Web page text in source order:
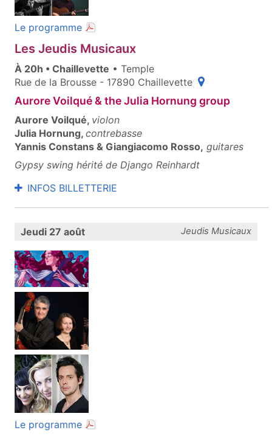
Le programme(document PDF, ouvre une nouvelle
Les Jeudis Musicaux
À 20h • Chaillevette • Temple
Rue de la Brousse - 17890 Chaillevette(ouvre une
Aurore Voilqué & the Julia Hornung group
Aurore Voilqué, violon
Julia Hornung, contrebasse
Yannis Constans & Giangiacomo Rosso, guitares
Gypsy swing hérité de Django Reinhardt
INFOS BILLETTERIE
Jeudi 27 août Jeudis Musicaux
Le programme(document PDF, ouvre une nouvelle